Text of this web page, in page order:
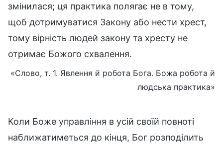
змінилася; ця практика полягає не в тому,
щоб дотримуватися Закону або нести хрест,
тому вірність людей закону та хресту не
отримає Божого схвалення.
«Слово, т. 1. Явлення й робота Бога. Божа робота й
людська практика»
Коли Боже управління в усій своїй повноті
наближатиметься до кінця, Бог розподілить